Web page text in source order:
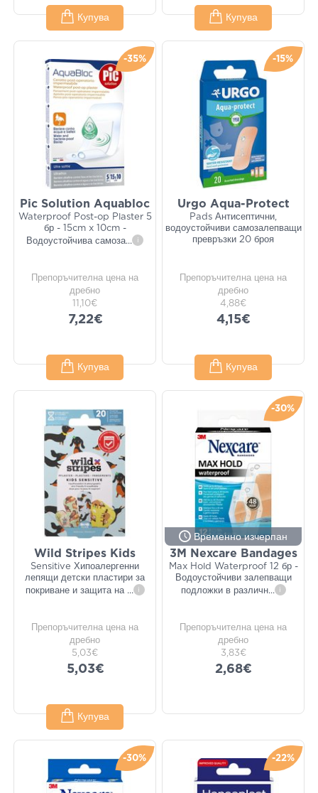
Купува Купува
-35%
Pic Solution Aquabloc
Waterproof Post-op Plaster 5
бр - 15cm x 10cm -
Водоустойчива самоза... i
Препоръчителна цена на
дребно
11,10€
7,22€
Купува
-15%
Urgo Aqua-Protect
Pads Антисептични,
водоустойчиви самозалепващи
превръзки 20 броя
Препоръчителна цена на
дребно
4,88€
4,15€
Купува
Wild Stripes Kids
Sensitive Хипоалергенни
лепящи детски пластири за
покриване и защита на ... i
Препоръчителна цена на
дребно
5,03€
5,03€
Купува
-30%
Временно изчерпан
3M Nexcare Bandages
Max Hold Waterproof 12 бр -
Водоустойчиви залепващи
подложки в различн... i
Препоръчителна цена на
дребно
3,83€
2,68€
-30% -22%